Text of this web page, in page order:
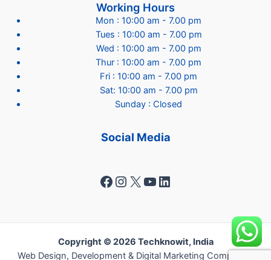
Working Hours
Mon : 10:00 am - 7.00 pm
Tues : 10:00 am - 7.00 pm
Wed : 10:00 am - 7.00 pm
Thur : 10:00 am - 7.00 pm
Fri : 10:00 am - 7.00 pm
Sat: 10:00 am - 7.00 pm
Sunday : Closed
Social Media
Facebook
Instagram
X YouTube
LinkedIn
Copyright © 2026 Techknowit, India
Web Design, Development & Digital Marketing Company -